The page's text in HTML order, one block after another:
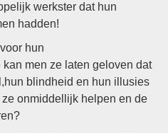
werkster dat hun
hadden!
hun
men ze laten geloven dat
blindheid en hun illusies
onmiddellijk helpen en de